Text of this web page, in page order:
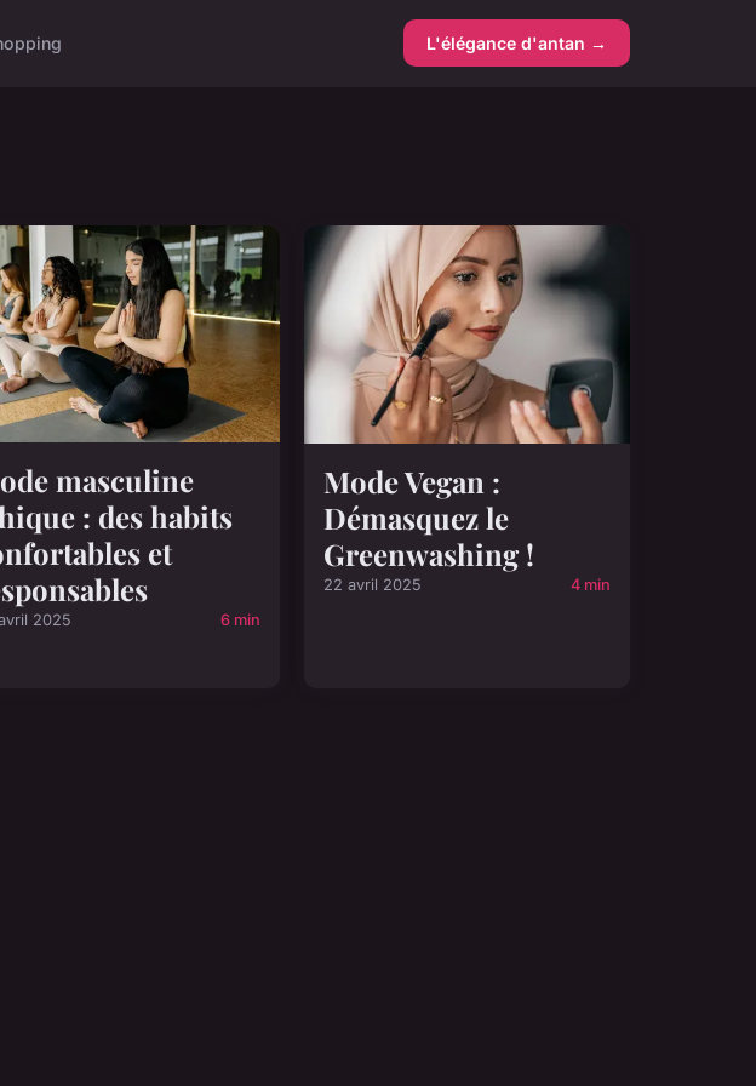
L'élégance d'antan →
masculine
: des habits
et
2025 6 min
Mode Vegan :
Démasquez le
Greenwashing !
22 avril 2025 4 min